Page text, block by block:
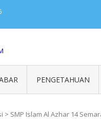
PENGETAHUAN
> SMP Islam Al Azhar 14